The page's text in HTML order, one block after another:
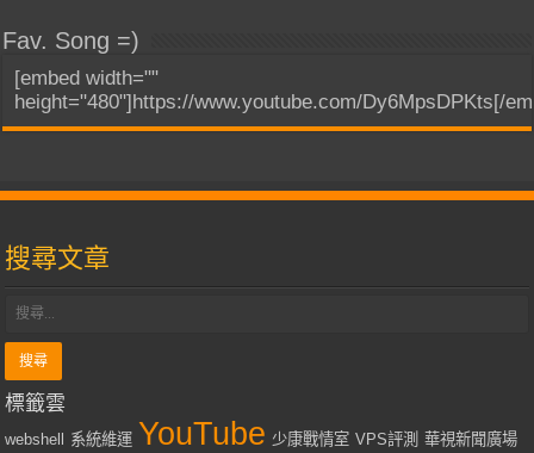
Fav. Song =)
[embed width=""
height="480"]https://www.youtube.com/Dy6MpsDPKts[/
搜尋文章
標籤雲
webshell 系統維運 YouTube 少康戰情室 VPS評測 華視新聞廣場